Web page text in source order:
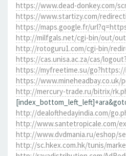
https://www.dead-donkey.com/
https://www.startizy.com/
https://maps.google.fr/
http://milfgals.net/cgi-bin/out/
http://rotoguru1.com/cgi-bin/
https://cas.unisa.ac.za/cas/
https://myfreetime.su/
https://www.mineheadbay.co.uk/
http://mercury-trade.ru/bitrix/
http://dealofthedayindia.com/
http://www.santetropicale.com/
http://www.dvdmania.ru/eshop/
http://sc.hkex.com.hk/tunis/